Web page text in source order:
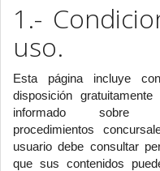
1.-
uso.
Esta página incluye
disposición
informado
procedimientos
usuario debe consultar
que sus contenidos